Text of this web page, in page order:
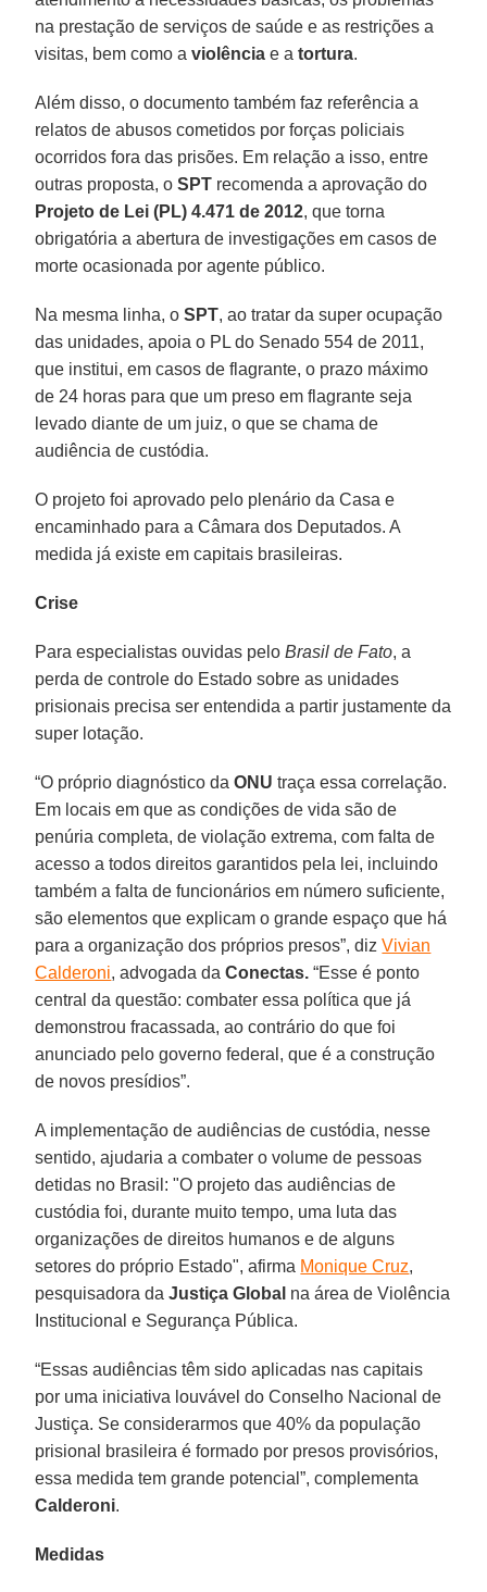
na prestação de serviços de saúde e as restrições a
visitas, bem como aviolência e atortura.
Além disso, o documento também faz referência a
relatos de abusos cometidos por forças policiais
ocorridos fora das prisões. Em relação a isso, entre
outras proposta, oSPT recomenda a aprovação do
Projeto de Lei (PL) 4.471 de 2012, que torna
obrigatória a abertura de investigações em casos de
morte ocasionada por agente público.
Na mesma linha, oSPT, ao tratar da super ocupação
das unidades, apoia o PL do Senado 554 de 2011,
que institui, em casos de flagrante, o prazo máximo
de 24 horas para que um preso em flagrante seja
levado diante de um juiz, o que se chama de
audiência de custódia.
O projeto foi aprovado pelo plenário da Casa e
encaminhado para a Câmara dos Deputados. A
medida já existe em capitais brasileiras.
Crise
Para especialistas ouvidas pelo Brasil de Fato, a
perda de controle do Estado sobre as unidades
prisionais precisa ser entendida a partir justamente da
super lotação.
“O próprio diagnóstico daONU traça essa correlação.
Em locais em que as condições de vida são de
penúria completa, de violação extrema, com falta de
acesso a todos direitos garantidos pela lei, incluindo
também a falta de funcionários em número suficiente,
são elementos que explicam o grande espaço que há
para a organização dos próprios presos”, dizVivian
Calderoni, advogada daConectas. “Esse é ponto
central da questão: combater essa política que já
demonstrou fracassada, ao contrário do que foi
anunciado pelo governo federal, que é a construção
de novos presídios”.
A implementação de audiências de custódia, nesse
sentido, ajudaria a combater o volume de pessoas
detidas no Brasil: "O projeto das audiências de
custódia foi, durante muito tempo, uma luta das
organizações de direitos humanos e de alguns
setores do próprio Estado", afirma Monique Cruz,
pesquisadora daJustiça Global na área de Violência
Institucional e Segurança Pública.
“Essas audiências têm sido aplicadas nas capitais
por uma iniciativa louvável do Conselho Nacional de
Justiça. Se considerarmos que 40% da população
prisional brasileira é formado por presos provisórios,
essa medida tem grande potencial”, complementa
Calderoni.
Medidas